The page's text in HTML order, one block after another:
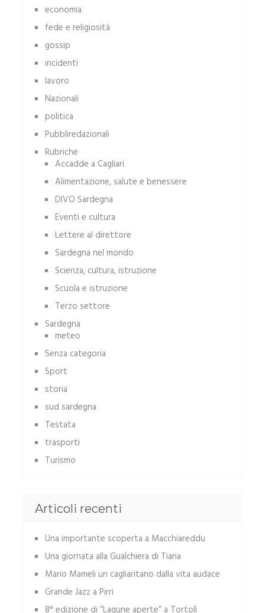
economia
fede e religiosità
gossip
incidenti
lavoro
Nazionali
politica
Pubbliredazionali
Rubriche
Accadde a Cagliari
Alimentazione, salute e benessere
DIVO Sardegna
Eventi e cultura
Lettere al direttore
Sardegna nel mondo
Scienza, cultura, istruzione
Scuola e istruzione
Terzo settore
Sardegna
meteo
Senza categoria
Sport
storia
sud sardegna
Testata
trasporti
Turismo
Articoli recenti
Una importante scoperta a Macchiareddu
Una giornata alla Gualchiera di Tiana
Mario Mameli un cagliaritano dalla vita audace
Grande Jazz a Pirri
8° edizione di “Lagune aperte” a Tortolì